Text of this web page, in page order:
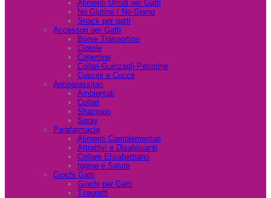
Alimenti Umidi per Gatti
No Glutine / No Grano
Snack per gatti
Accessori per Gatti
Borse Trasportino
Ciotole
Copertine
Collari-Guinzagli-Pettorine
Cuscini e Cucce
Antiparassitari
Ambientali
Collari
Shampoo
Spray
Parafarmacia
Alimenti Complementari
Attrattivi e Disabituanti
Collare Elisabettiano
Igiene e Salute
Giochi Gatti
Giochi per Gatti
Tiragraffi